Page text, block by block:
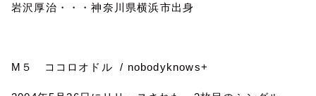
岩沢厚治・・・神奈川県横浜市出身
M ５ ココロオドル / nobodyknows+